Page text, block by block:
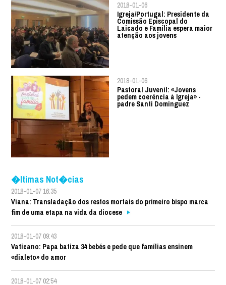
2018-01-06
Igreja/Portugal: Presidente da
Comissão Episcopal do
Laicado e Família espera maior
atenção aos jovens
2018-01-06
Pastoral Juvenil: «Jovens
pedem coerência à Igreja» -
padre Santi Dominguez
�ltimas Not�cias
2018-01-07 16:35
Viana: Transladação dos restos mortais do primeiro bispo marca
fim de uma etapa na vida da diocese
2018-01-07 09:43
Vaticano: Papa batiza 34 bebés e pede que famílias ensinem
«dialeto» do amor
2018-01-07 02:54